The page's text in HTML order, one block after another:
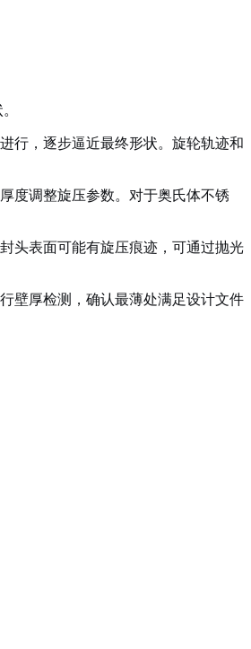
行，逐步逼近最终形状。旋轮轨迹和
度调整旋压参数。对于奥氏体不锈
头表面可能有旋压痕迹，可通过抛光
壁厚检测，确认最薄处满足设计文件